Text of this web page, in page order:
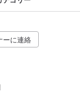
ーに連絡